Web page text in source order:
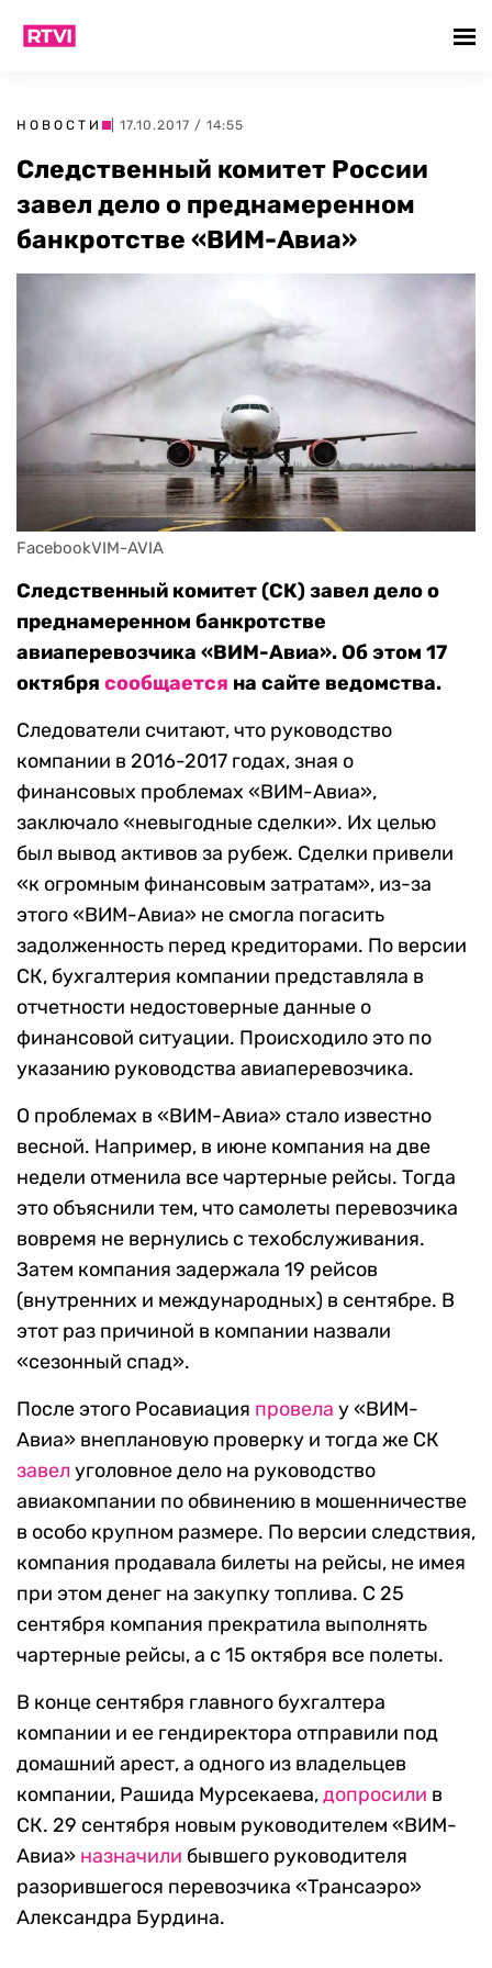
НОВОСТИ | 17.10.2017 / 14:55
Следственный комитет России
завел дело о преднамеренном
банкротстве «ВИМ-Авиа»
FacebookVIM-AVIA
Следственный комитет (СК) завел дело о
преднамеренном банкротстве
авиаперевозчика «ВИМ-Авиа». Об этом 17
октября сообщается на сайте ведомства.
Следователи считают, что руководство
компании в 2016-2017 годах, зная о
финансовых проблемах «ВИМ-Авиа»,
заключало «невыгодные сделки». Их целью
был вывод активов за рубеж. Сделки привели
«к огромным финансовым затратам», из-за
этого «ВИМ-Авиа» не смогла погасить
задолженность перед кредиторами. По версии
СК, бухгалтерия компании представляла в
отчетности недостоверные данные о
финансовой ситуации. Происходило это по
указанию руководства авиаперевозчика.
О проблемах в «ВИМ-Авиа» стало известно
весной. Например, в июне компания на две
недели отменила все чартерные рейсы. Тогда
это объяснили тем, что самолеты перевозчика
вовремя не вернулись с техобслуживания.
Затем компания задержала 19 рейсов
(внутренних и международных) в сентябре. В
этот раз причиной в компании назвали
«сезонный спад».
После этого Росавиация провела у «ВИМ-
Авиа» внеплановую проверку и тогда же СК
завел уголовное дело на руководство
авиакомпании по обвинению в мошенничестве
в особо крупном размере. По версии следствия,
компания продавала билеты на рейсы, не имея
при этом денег на закупку топлива. С 25
сентября компания прекратила выполнять
чартерные рейсы, а с 15 октября все полеты.
В конце сентября главного бухгалтера
компании и ее гендиректора отправили под
домашний арест, а одного из владельцев
компании, Рашида Мурсекаева,допросили в
СК. 29 сентября новым руководителем «ВИМ-
Авиа» назначили бывшего руководителя
разорившегося перевозчика «Трансаэро»
Александра Бурдина.